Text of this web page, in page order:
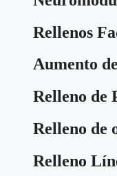
Rellenos
Aumento
Relleno de
Relleno de
Relleno